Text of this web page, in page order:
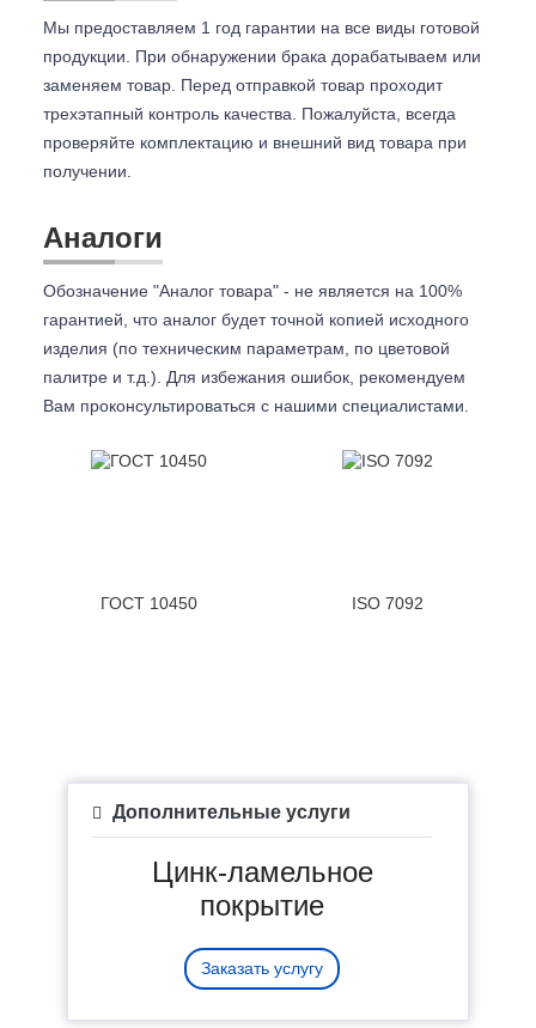
Мы предоставляем 1 год гарантии на все виды готовой
продукции. При обнаружении брака дорабатываем или
заменяем товар. Перед отправкой товар проходит
трехэтапный контроль качества. Пожалуйста, всегда
проверяйте комплектацию и внешний вид товара при
получении.
Аналоги
Обозначение "Аналог товара" - не является на 100%
гарантией, что аналог будет точной копией исходного
изделия (по техническим параметрам, по цветовой
палитре и т.д.). Для избежания ошибок, рекомендуем
Вам проконсультироваться с нашими специалистами.
ГОСТ 10450 ISO 7092
Дополнительные услуги
Цинк-ламельное
покрытие
Заказать услугу